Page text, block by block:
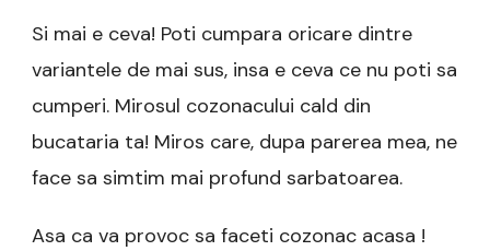
Si mai e ceva! Poti cumpara oricare dintre
variantele de mai sus, insa e ceva ce nu poti sa
cumperi. Mirosul cozonacului cald din
bucataria ta! Miros care, dupa parerea mea, ne
face sa simtim mai profund sarbatoarea.
Asa ca va provoc sa faceti cozonac acasa !